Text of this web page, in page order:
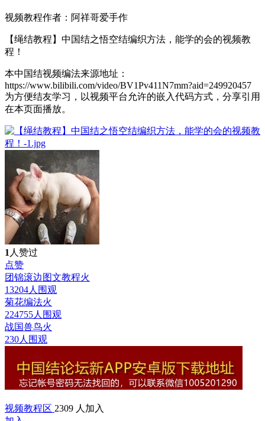
视频教程作者：阿祥哥爱手作
【绳结教程】中国结之悟空结编织方法，能学的会的视频教
程！
本中国结视频编法来源地址：
https://www.bilibili.com/video/BV1Pv411N7mm?aid=249920457
为方便结友学习，以视频平台允许的嵌入代码方式，分享引用
在本页面播放。
1 人赞过
点赞
团锦滚边图文教程火
13204人围观
菊花编法火
224755人围观
战国兽鸟火
230人围观
视频教程区 2309 人加入